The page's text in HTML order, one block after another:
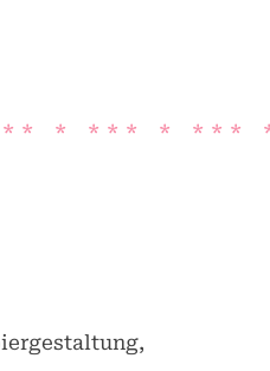
* * * * * * * * *